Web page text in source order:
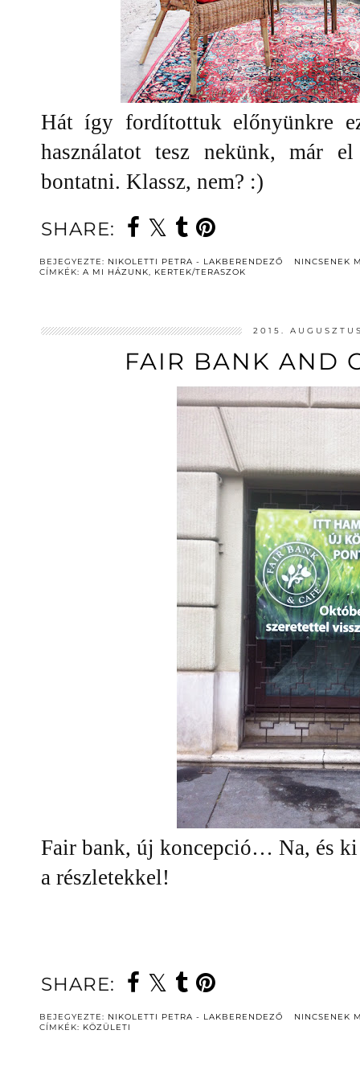
Hát így fordítottuk előnyünkre
használatot tesz nekünk, már
bontatni. Klassz, nem? :)
SHARE:
BEJEGYEZTE: NIKOLETTI PETRA - LAKBERENDEZŐ
NINCSENEK
CÍMKÉK: A MI HÁZUNK, KERTEK/TERASZOK
2015.
FAIR BANK AND
Fair bank, új koncepció… Na, és ki
a részletekkel!
SHARE:
BEJEGYEZTE: NIKOLETTI PETRA - LAKBERENDEZŐ
NINCSENEK
CÍMKÉK: KÖZÜLETI